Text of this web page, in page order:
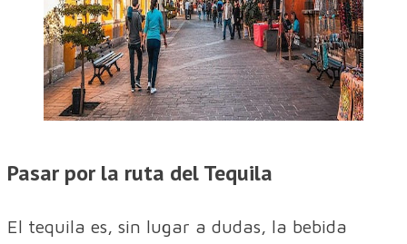
Pasar por la ruta del Tequila
El tequila es, sin lugar a dudas, la bebida